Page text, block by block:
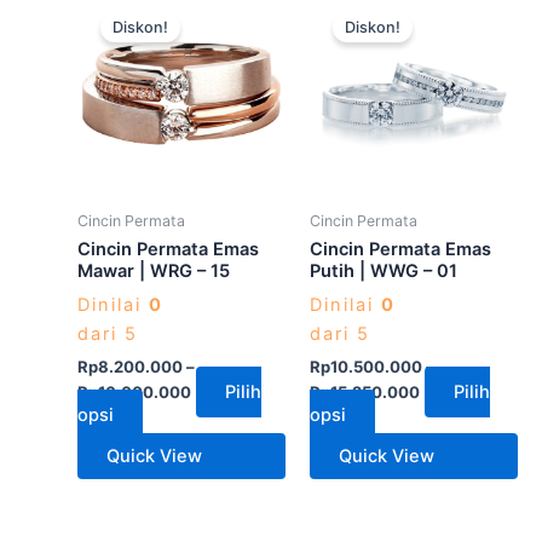
Diskon!
Cincin Permata
Cincin Permata Emas
Mawar | WRG – 15
Dinilai 0
dari 5
Rp8.200.000–
Rp16.000.000
Pilih
opsi
ini
memiliki
beberapa
varian.
Pilihan
di
halaman
Quick View
Diskon!
Cincin Permata
Cincin Permata Emas
Putih | WWG – 01
Dinilai 0
dari 5
Rp10.500.000–
Rp15.250.000
Pilih
opsi
ini
memiliki
beberapa
varian.
Pilihan
di
halaman
Quick View